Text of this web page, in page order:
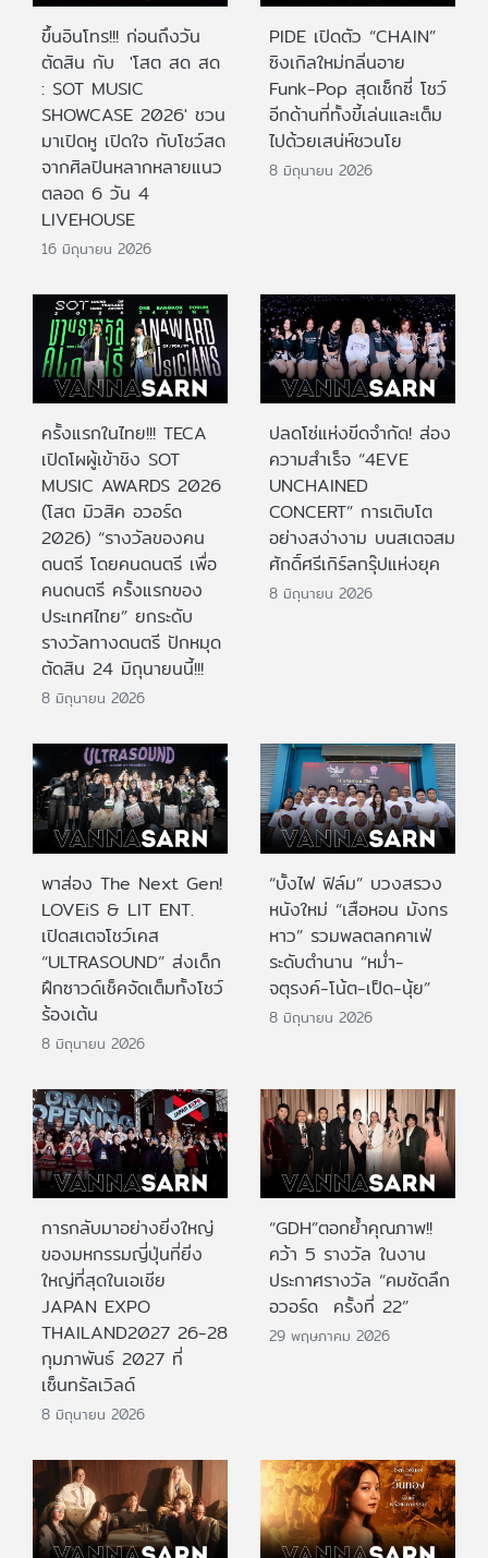
ขึ้นอินโทร!!! ก่อนถึงวัน
ตัดสิน กับ 'โสต สด สด
: SOT MUSIC
SHOWCASE 2026' ชวน
มาเปิดหู เปิดใจ กับโชว์สด
จากศิลปินหลากหลายแนว
ตลอด 6 วัน 4
LIVEHOUSE
16 มิถุนายน 2026
PIDE เปิดตัว “CHAIN”
ซิงเกิลใหม่กลิ่นอาย
Funk-Pop สุดเซ็กซี่ โชว์
อีกด้านที่ทั้งขี้เล่นและเต็ม
ไปด้วยเสน่ห์ชวนโย
8 มิถุนายน 2026
ครั้งแรกในไทย!!! TECA
เปิดโผผู้เข้าชิง SOT
MUSIC AWARDS 2026
(โสต มิวสิค อวอร์ด
2026) “รางวัลของคน
ดนตรี โดยคนดนตรี เพื่อ
คนดนตรี ครั้งแรกของ
ประเทศไทย” ยกระดับ
รางวัลทางดนตรี ปักหมุด
ตัดสิน 24 มิถุนายนนี้!!!
8 มิถุนายน 2026
ปลดโซ่แห่งขีดจำกัด! ส่อง
ความสำเร็จ “4EVE
UNCHAINED
CONCERT” การเติบโต
อย่างสง่างาม บนสเตจสม
ศักดิ์ศรีเกิร์ลกรุ๊ปแห่งยุค
8 มิถุนายน 2026
พาส่อง The Next Gen!
LOVEiS & LIT ENT.
เปิดสเตจโชว์เคส
“ULTRASOUND” ส่งเด็ก
ฝึกซาวด์เช็คจัดเต็มทั้งโชว์
ร้องเต้น
8 มิถุนายน 2026
“บั้งไฟ ฟิล์ม” บวงสรวง
หนังใหม่ “เสือหอน มังกร
หาว” รวมพลตลกคาเฟ่
ระดับตำนาน “หม่ำ-
จตุรงค์-โน้ต-เป็ด-นุ้ย”
8 มิถุนายน 2026
การกลับมาอย่างยิ่งใหญ่
ของมหกรรมญี่ปุ่นที่ยิ่ง
ใหญ่ที่สุดในเอเชีย
JAPAN EXPO
THAILAND2027 26-28
กุมภาพันธ์ 2027 ที่
เซ็นทรัลเวิลด์
8 มิถุนายน 2026
“GDH”ตอกย้ำคุณภาพ!!
คว้า 5 รางวัล ในงาน
ประกาศรางวัล “คมชัดลึก
อวอร์ด ครั้งที่ 22”
29 พฤษภาคม 2026